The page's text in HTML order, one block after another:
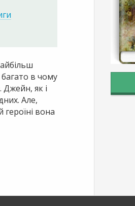
в чому
Джейн, як і
Але,
вона